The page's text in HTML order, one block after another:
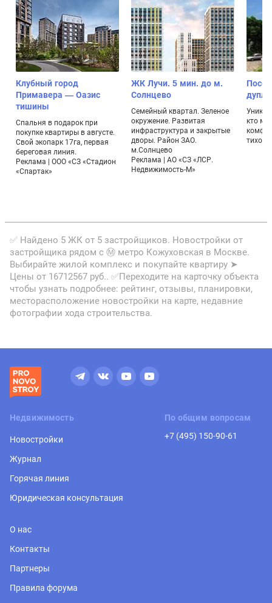
Клубный город
Примавера — Оазис
тишины
Спальня в подарок при
покупке квартиры в августе.
Свой экопарк 17га, первая
береговая линия.
Реклама | ООО «СЗ «Стадион
«Спартак»
ЖК Лучи. 5 мин. до м.
Солнцево
Семейный квартал. Зеленое
окружение. Развитая
инфраструктура и закрытые
дворы. Район ЗАО.
м.Солнцево
Реклама | АО «СЗ «ЛСР.
Недвижимость-М»
кто
тихом
✅ Найдено 5 ЖК от 5 застройщиков. Новостройки от
застройщика рядом с Ⓜ метро Кожуховская в Москве.
Выбирайте жилой комплекс и покупайте квартиру ➤
Цены от 16712567 руб.. ✅Переходите на карточку объекта
чтобы узнать подробнее: рейтинг, отзывы, планировки,
месторасположение новостройки на карте, недавние
фотографии хода строительства.
Недвижимость
Новостройки
Журнал
Горячая линия
Юридическая консультация
По общим вопросам
+7 (495) 150-90-61
О нас
Контакты
Партнеры
Правила форума